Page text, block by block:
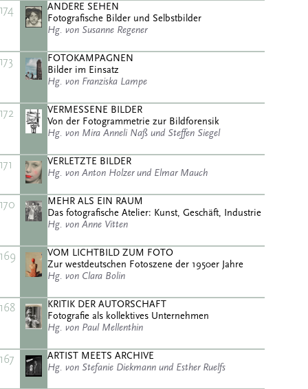
174
ANDERE SEHEN
Fotografische Bilder und Selbstbilder
Hg. von Susanne Regener
173
FOTOKAMPAGNEN
Bilder im Einsatz
Hg. von Franziska Lampe
172
VERMESSENE BILDER
Von der Fotogrammetrie zur Bildforensik
Hg. von Mira Anneli Naß und Steffen Siegel
171
VERLETZTE BILDER
Hg. von Anton Holzer und Elmar Mauch
170
MEHR ALS EIN RAUM
Das fotografische Atelier: Kunst, Geschäft, Industrie
Hg. von Anne Vitten
169
VOM LICHTBILD ZUM FOTO
Zur westdeutschen Fotoszene der 1950er Jahre
Hg. von Clara Bolin
168
KRITIK DER AUTORSCHAFT
Fotografie als kollektives Unternehmen
Hg. von Paul Mellenthin
167
ARTIST MEETS ARCHIVE
Hg. von Stefanie Diekmann und Esther Ruelfs